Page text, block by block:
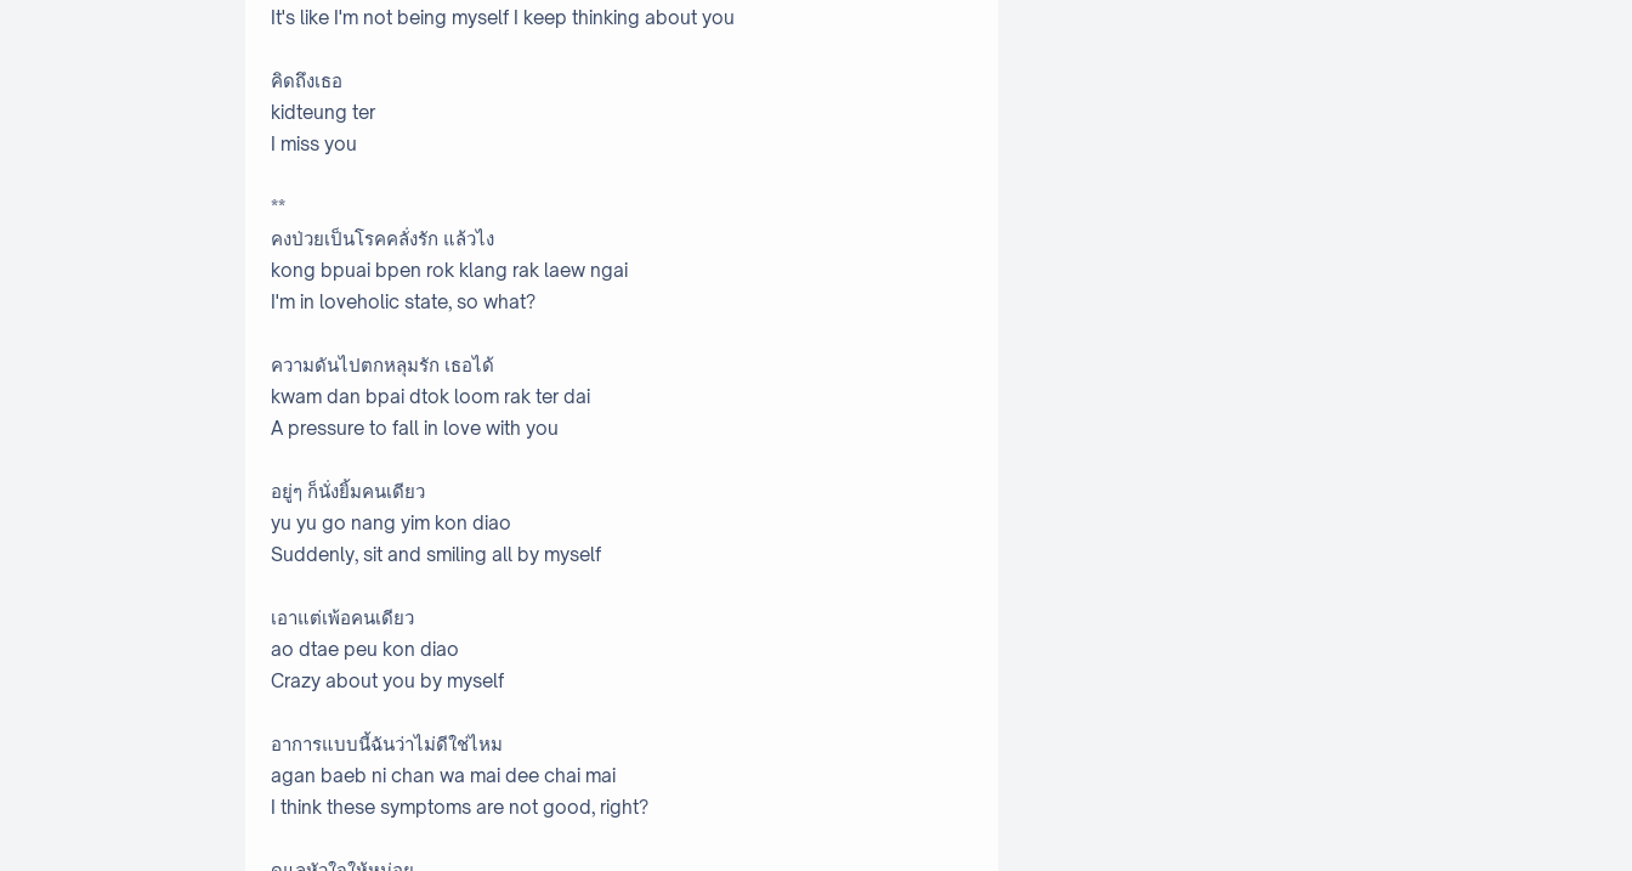
It's like I'm not being myself I keep thinking about you
คิดถึงเธอ
kidteung ter
I miss you
**
คงป่วยเป็นโรคคลั่งรัก แล้วไง
kong bpuai bpen rok klang rak laew ngai
I'm in loveholic state, so what?
ความดันไปตกหลุมรัก เธอได้
kwam dan bpai dtok loom rak ter dai
A pressure to fall in love with you
อยู่ๆ ก็นั่งยิ้มคนเดียว
yu yu go nang yim kon diao
Suddenly, sit and smiling all by myself
เอาแต่เพ้อคนเดียว
ao dtae peu kon diao
Crazy about you by myself
อาการแบบนี้ฉันว่าไม่ดีใช่ไหม
agan baeb ni chan wa mai dee chai mai
I think these symptoms are not good, right?